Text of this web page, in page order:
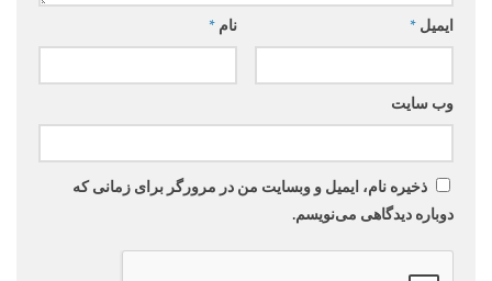
نام * ایمیل *
وب‌ سایت
ذخیره نام، ایمیل و وبسایت من در مرورگر برای زمانی که
دوباره دیدگاهی می‌نویسم.